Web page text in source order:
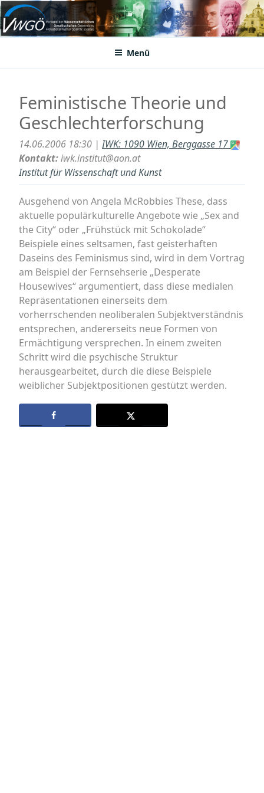
Zum
Inhalt
springenVWGÖ
Federation of Austrian Scientific Societies
Menü
Feministische Theorie und
Geschlechterforschung
14.06.2006 18:30 |IWK: 1090 Wien, Berggasse 17
Kontakt:iwk.institut@aon.at
Institut für Wissenschaft und Kunst
Ausgehend von Angela McRobbies These, dass
aktuelle populärkulturelle Angebote wie „Sex and
the City“ oder „Frühstück mit Schokolade“
Beispiele eines seltsamen, fast geisterhaften
Daseins des Feminismus sind, wird in dem Vortrag
am Beispiel der Fernsehserie „Desperate
Housewives“ argumentiert, dass diese medialen
Repräsentationen einerseits dem
vorherrschenden neoliberalen Subjektverständnis
entsprechen, andererseits neue Formen von
Ermächtigung versprechen. In einem zweiten
Schritt wird die psychische Struktur
herausgearbeitet, durch die diese Beispiele
weiblicher Subjektpositionen gestützt werden.